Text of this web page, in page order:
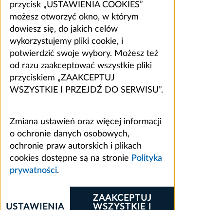
przycisk „USTAWIENIA COOKIES”
możesz otworzyć okno, w którym
dowiesz się, do jakich celów
wykorzystujemy pliki cookie, i
potwierdzić swoje wybory. Możesz też
od razu zaakceptować wszystkie pliki
przyciskiem „ZAAKCEPTUJ
WSZYSTKIE I PRZEJDŹ DO SERWISU”.
Zmiana ustawień oraz więcej informacji
o ochronie danych osobowych,
ochronie praw autorskich i plikach
cookies dostępne są na stronie Polityka
prywatności.
ZAAKCEPTUJ
WSZYSTKIE I
USTAWIENIA